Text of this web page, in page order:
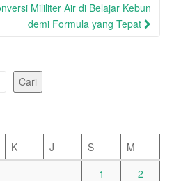
Mililiter Air di Belajar Kebun
demi Formula yang Tepat
Cari
K J S
M
1
2